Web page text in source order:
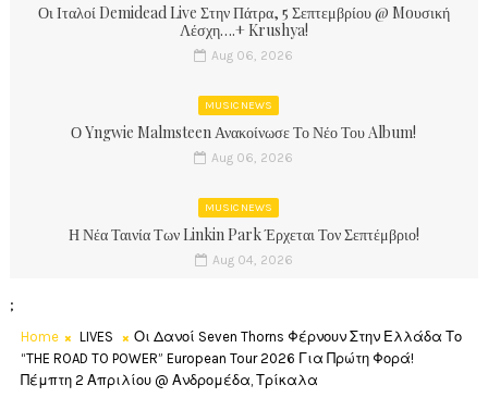
Οι Ιταλοί Demidead Live Στην Πάτρα, 5 Σεπτεμβρίου @ Moυσική
Λέσχη….+ Krushya!
Aug 06, 2026
MUSIC NEWS
Ο Yngwie Malmsteen Ανακοίνωσε Το Νέο Του Album!
Aug 06, 2026
MUSIC NEWS
Η Νέα Ταινία Των Linkin Park Έρχεται Τον Σεπτέμβριο!
Aug 04, 2026
;
Home LIVES
Οι Δανοί Seven Thorns Φέρνουν Στην Ελλάδα Το
“THE ROAD TO POWER” European Tour 2026 Για Πρώτη Φορά!
Πέμπτη 2 Απριλίου @ Ανδρομέδα, Τρίκαλα